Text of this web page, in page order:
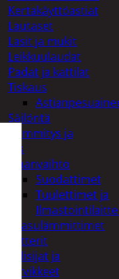
Kertakäyttöastiat
Lautaset
Lasit ja mukit
Leikkuulaudat
Padat ja kattilat
Tiskaus
Säilöntä
lämmitys ja
Ilmanvaihto
Suodattimet
Tuulettimet ja
Kaasulämmittimet
Patterit
Tulisijat ja
tarvikkeet